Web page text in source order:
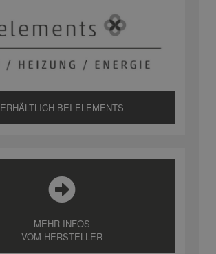
ERHÄLTLICH BEI ELEMENTS
MEHR INFOS
VOM HERSTELLER